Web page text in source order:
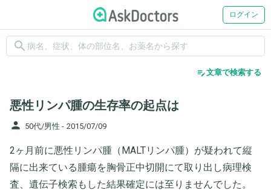
ログイン
search
edit_note文章で検索する
悪性リンパ腫の生存率の起点は
person 50代/男性 - 2015/07/09
2ヶ月前に悪性リンパ腫（MALTリンパ腫）が疑われて縦
隔に出来ている腫瘍を胸骨正中切開にて取り出し病理検
査、遺伝子検索もした結果確定には至りませんでした。